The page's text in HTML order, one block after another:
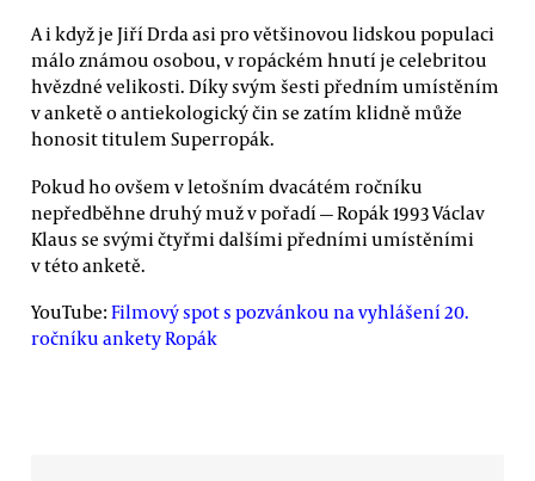
A i když je Jiří Drda asi pro většinovou lidskou populaci
málo známou osobou, v ropáckém hnutí je celebritou
hvězdné velikosti. Díky svým šesti předním umístěním
v anketě o antiekologický čin se zatím klidně může
honosit titulem Superropák.
Pokud ho ovšem v letošním dvacátém ročníku
nepředběhne druhý muž v pořadí — Ropák 1993 Václav
Klaus se svými čtyřmi dalšími předními umístěními
v této anketě.
YouTube: Filmový spot s pozvánkou na vyhlášení 20.
ročníku ankety Ropák